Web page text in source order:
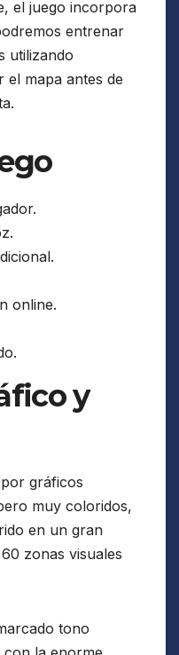
el juego incorpora
entrenar
utilizando
mapa antes de
online.
y
gráficos
muy coloridos,
en un gran
zonas visuales
tono